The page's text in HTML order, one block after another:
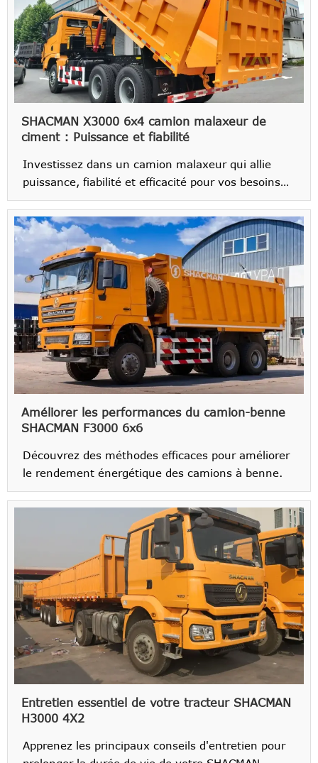
SHACMAN X3000 6x4 camion malaxeur de
ciment : Puissance et fiabilité
Investissez dans un camion malaxeur qui allie
puissance, fiabilité et efficacité pour vos besoins
de construction.
Améliorer les performances du camion-benne
SHACMAN F3000 6x6
Découvrez des méthodes efficaces pour améliorer
le rendement énergétique des camions à benne.
Entretien essentiel de votre tracteur SHACMAN
H3000 4X2
Apprenez les principaux conseils d'entretien pour